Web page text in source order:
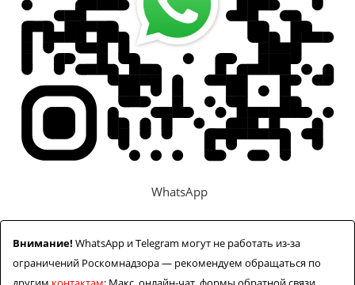
WhatsApp
Внимание! WhatsApp и Telegram могут не работать из-за
ограничений Роскомнадзора — рекомендуем обращаться по
Задать вопрос
Контакты